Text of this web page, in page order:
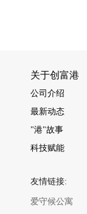
关于创富港
公司介绍
最新动态
"港"故事
科技赋能
友情链接:
爱守候公寓